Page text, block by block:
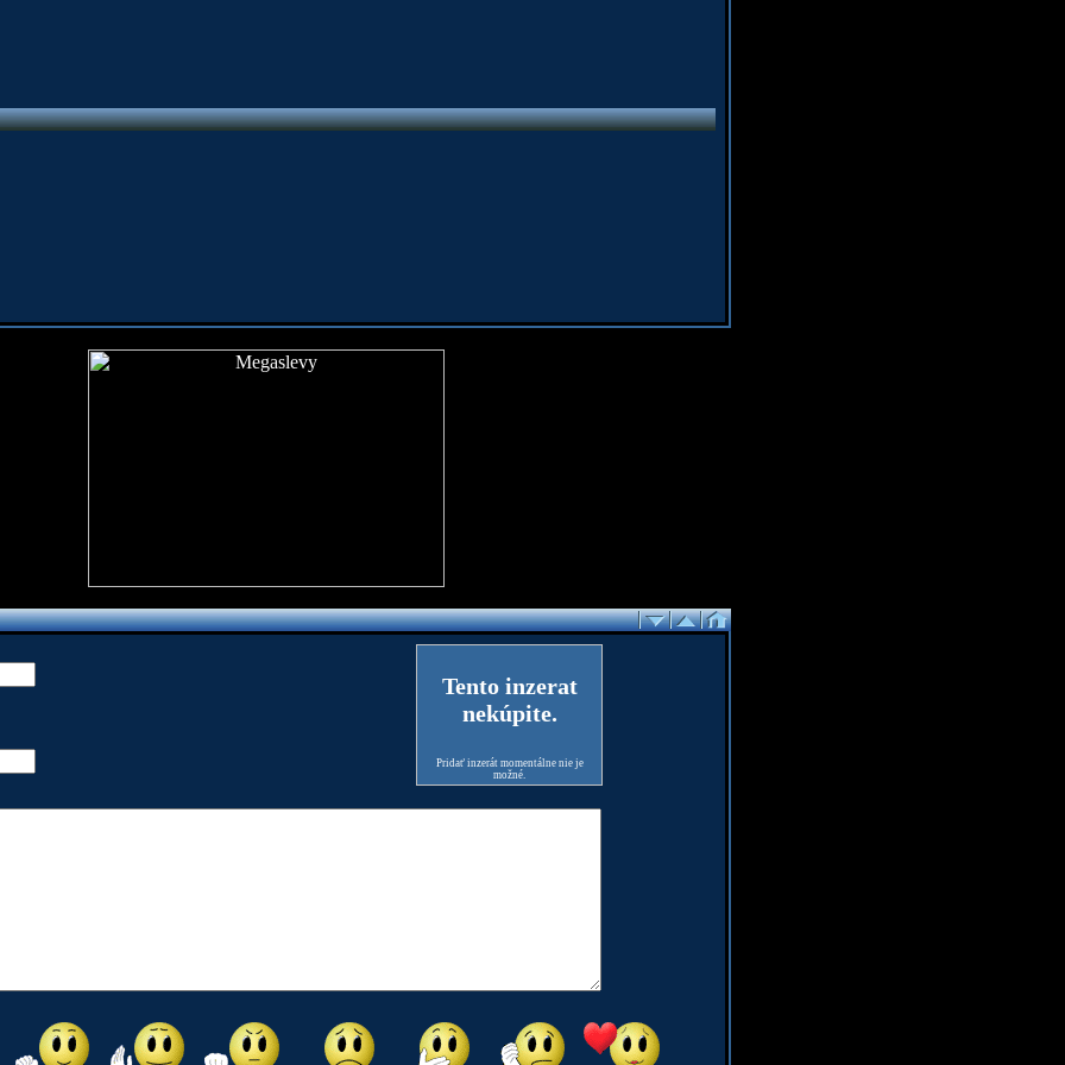
Tento inzerat
nekúpite.
Pridať inzerát momentálne nie je
možné.